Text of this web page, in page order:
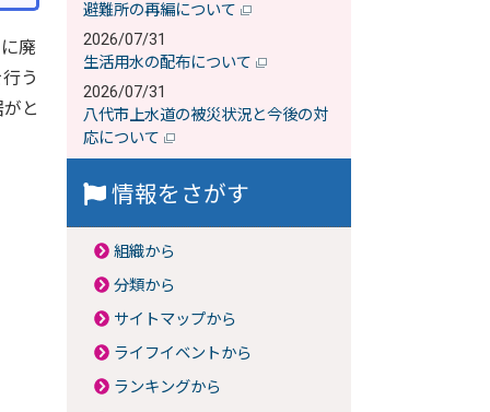
廃
う
と
避難所の再編について
2026/07/31
生活用水の配布について
2026/07/31
八代市上水道の被災状況と今後の対
応について
情報をさがす
組織から
分類から
サイトマップから
ライフイベントから
ランキングから